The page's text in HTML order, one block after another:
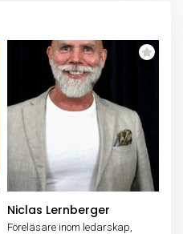
Niclas Lernberger
Föreläsare inom ledarskap,